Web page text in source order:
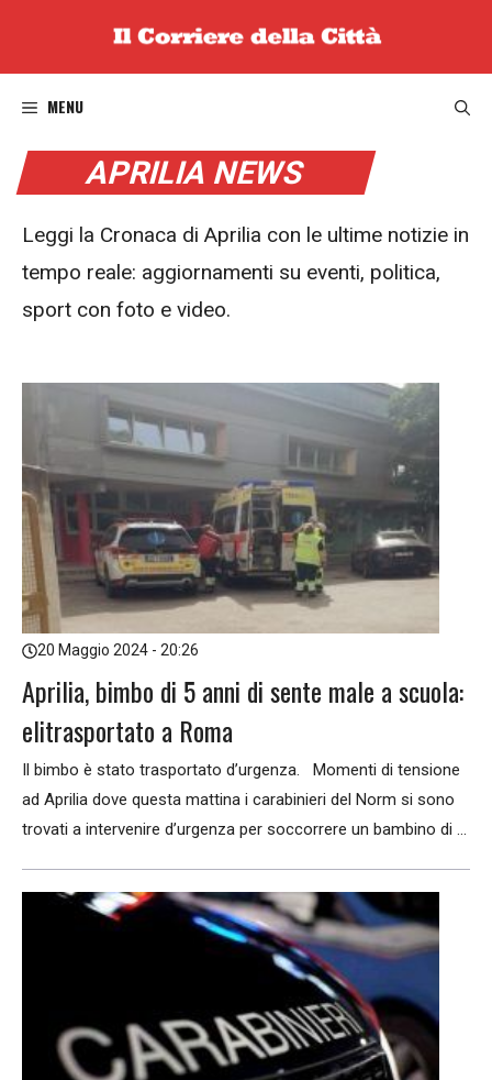
MENU
APRILIA NEWS
Leggi la Cronaca di Aprilia con le ultime notizie in
tempo reale: aggiornamenti su eventi, politica,
sport con foto e video.
20 Maggio 2024 - 20:26
Aprilia, bimbo di 5 anni di sente male a scuola:
elitrasportato a Roma
Il bimbo è stato trasportato d’urgenza. Momenti di tensione
ad Aprilia dove questa mattina i carabinieri del Norm si sono
trovati a intervenire d’urgenza per soccorrere un bambino di ...